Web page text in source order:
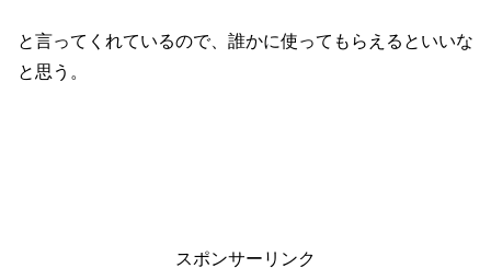
と言ってくれているので、誰かに使ってもらえるといいな
と思う。
スポンサーリンク